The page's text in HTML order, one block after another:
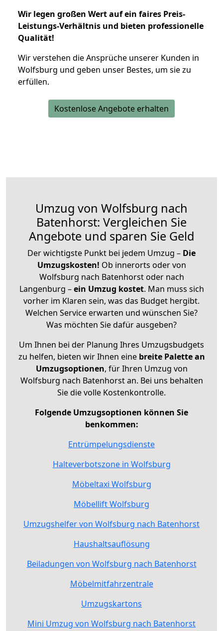
Wir legen großen Wert auf ein faires Preis-
Leistungs-Verhältnis und bieten professionelle
Qualität!
Wir verstehen die Ansprüche unserer Kunden in
Wolfsburg und geben unser Bestes, um sie zu
erfüllen.
Kostenlose Angebote erhalten
Umzug von Wolfsburg nach
Batenhorst: Vergleichen Sie
Angebote und sparen Sie Geld
Der wichtigste Punkt bei jedem Umzug – Die
Umzugskosten! Ob innerorts oder von
Wolfsburg nach Batenhorst oder nach
Langenburg –ein Umzug kostet. Man muss sich
vorher im Klaren sein, was das Budget hergibt.
Welchen Service erwarten und wünschen Sie?
Was möchten Sie dafür ausgeben?
Um Ihnen bei der Planung Ihres Umzugsbudgets
zu helfen, bieten wir Ihnen eine breite Palette an
Umzugsoptionen, für Ihren Umzug von
Wolfsburg nach Batenhorst an. Bei uns behalten
Sie die volle Kostenkontrolle.
Folgende Umzugsoptionen können Sie
benkommen:
Entrümpelungsdienste
Halteverbotszone in Wolfsburg
Möbeltaxi Wolfsburg
Möbellift Wolfsburg
Umzugshelfer von Wolfsburg nach Batenhorst
Haushaltsauflösung
Beiladungen von Wolfsburg nach Batenhorst
Möbelmitfahrzentrale
Umzugskartons
Mini Umzug von Wolfsburg nach Batenhorst